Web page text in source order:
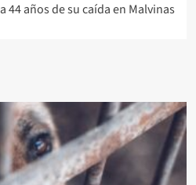
a 44 años de su caída en Malvinas